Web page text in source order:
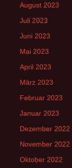
August 2023
Juli 2023
Juni 2023
Mai 2023
April 2023
März 2023
Februar 2023
Januar 2023
Dezember 2022
November 2022
Oktober 2022